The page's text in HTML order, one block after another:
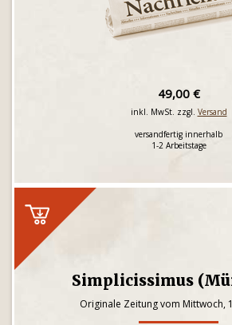
49,00 €
inkl. MwSt. zzgl. Versand
versandfertig innerhalb
1-2 Arbeitstage
Simplicissimus
Originale Zeitung vom Mittwoch,